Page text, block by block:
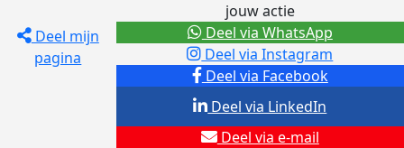
Deel mijn
pagina
jouw actie
Deel via Facebook
Deel via Instagram
Deel via e-mail
Deel via LinkedIn
Deel via WhatsApp